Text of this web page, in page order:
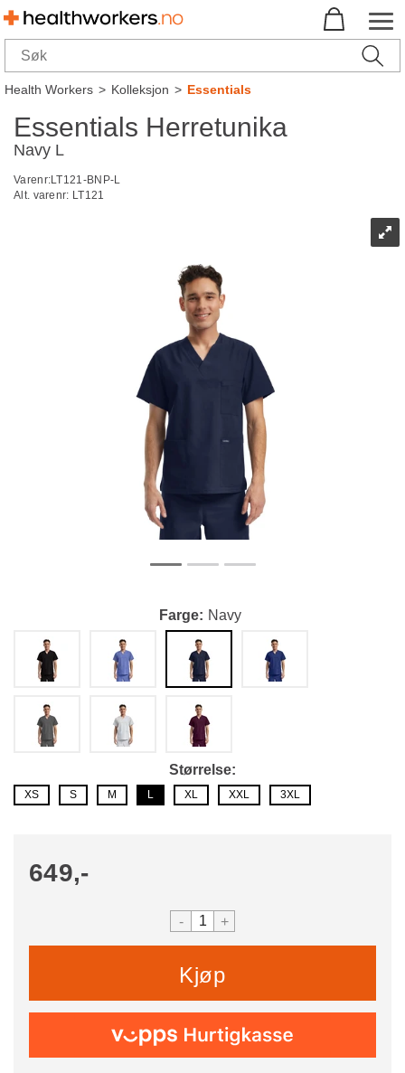
Health Workers>Kolleksjon>Essentials
Essentials Herretunika
Navy L
Varenr:LT121-BNP-L
Alt. varenr: LT121
Farge Navy
Størrelse
XS S M L XL XXL 3XL
649,-
- +
Kjøp